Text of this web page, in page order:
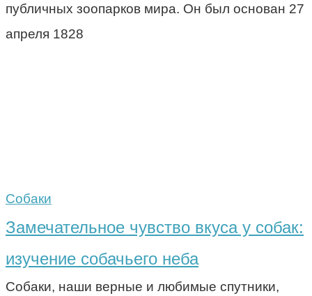
публичных зоопарков мира. Он был основан 27
апреля 1828
Собаки
Замечательное чувство вкуса у собак:
изучение собачьего неба
Собаки, наши верные и любимые спутники,